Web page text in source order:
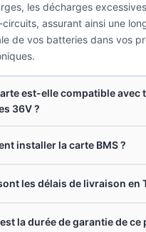
les décharges
assurant ainsi une
de vos batteries dans vos
est-elle compatible avec
36V ?
installer la carte BMS ?
les délais de livraison en
la durée de garantie de ce